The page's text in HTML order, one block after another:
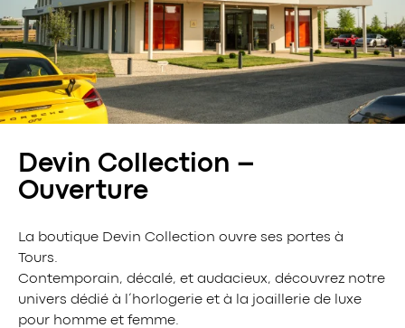
Devin Collection –
Ouverture
La boutique Devin Collection ouvre ses portes à
Tours.
Contemporain, décalé, et audacieux, découvrez notre
univers dédié à l’horlogerie et à la joaillerie de luxe
pour homme et femme.